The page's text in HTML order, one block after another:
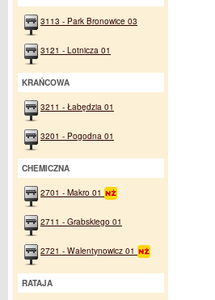
3113 - Park Bronowice 03
3121 - Lotnicza 01
KRAŃCOWA
3211 - Łabędzia 01
3201 - Pogodna 01
CHEMICZNA
2701 - Makro 01
2711 - Grabskiego 01
2721 - Walentynowicz 01
RATAJA